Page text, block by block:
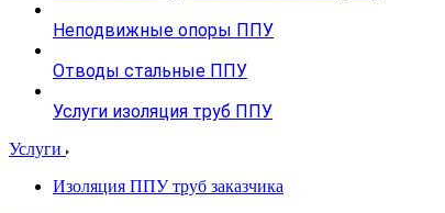
Неподвижные опоры ППУ
Отводы стальные ППУ
Услуги изоляция труб ППУ
Услуги
Изоляция ППУ труб заказчика